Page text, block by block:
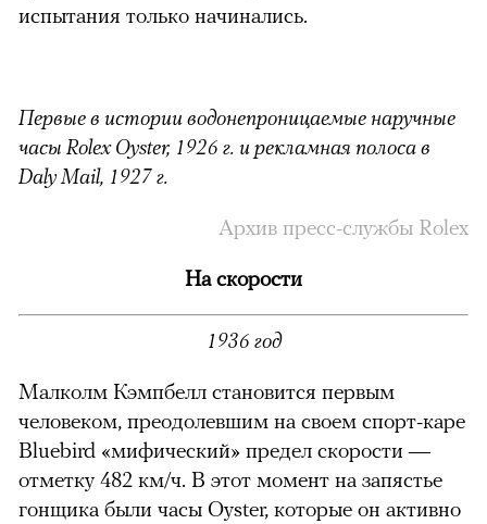
испытания только начинались.
Первые в истории водонепроницаемые наручные
часы Rolex Oyster, 1926 г. ирекламная полоса в
Daly Mail, 1927 г.
Архив пресс-службы Rolex
На скорости
1936 год
Малколм Кэмпбелл становится первым
человеком, преодолевшим на своем спорт-каре
Bluebird «мифический» предел скорости —
отметку 482 км/ч. В этот момент на запястье
гонщика были часы Oyster, которые он активно